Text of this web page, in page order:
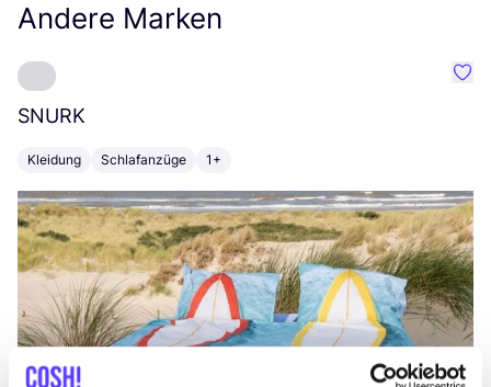
Andere Marken
SNURK
Kleidung Schlafanzüge 1+